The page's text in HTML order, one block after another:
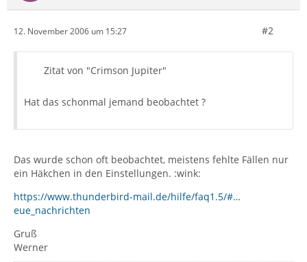
12. November 2006 um 15:27 #2
Zitat von "Crimson Jupiter"
Hat das schonmal jemand beobachtet ?
Das wurde schon oft beobachtet, meistens fehlte Fällen nur
ein Häkchen in den Einstellungen. :wink:
https://www.thunderbird-mail.de/hilfe/faq1.5/#…
eue_nachrichten
Gruß
Werner